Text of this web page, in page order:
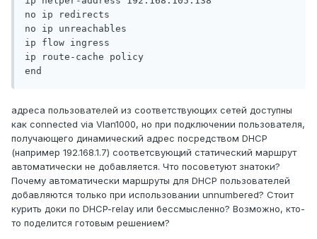
no ip redirects
no ip unreachables
ip flow ingress
ip route-cache policy
адреса пользователей из соответствующих сетей доступны
как connected via Vlan1000, но при подключении пользователя,
получающего динамический адрес посредством DHCP
(например 192.168.1.7) соответсвующий статический маршрут
автоматически не добавляется. Что посоветуют знатоки?
Почему автоматически маршруты для DHCP пользователей
добавляются только при использовании unnumbered? Стоит
курить доки по DHCP-relay или бессмысленно? Возможно, кто-
то поделится готовым решением?